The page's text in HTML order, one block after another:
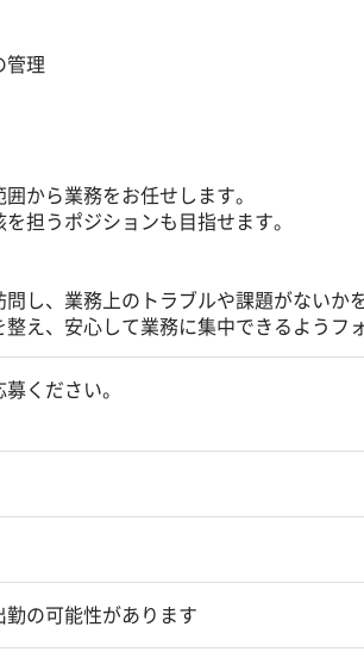
管理
から業務をお任せします。
担うポジションも目指せます。
し、業務上のトラブルや課題がないかを
え、安心して業務に集中できるようフ
ください。
の可能性があります